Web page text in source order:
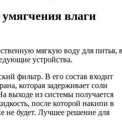
влаги
мягкую воду для питья,
устройства.
фильтр. В его состав входит
которая задерживает соли
выходе из системы получается
после которой накипи в
не будет. Лучшее решение для